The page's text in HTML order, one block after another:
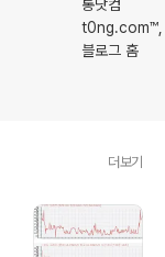
더보기